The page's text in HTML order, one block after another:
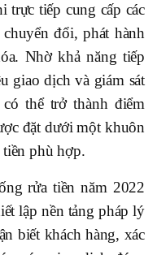
trực tiếp cung cấp các
đổi, phát hành
Nhờ khả năng tiếp
giao dịch và giám sát
thể trở thành điểm
đặt dưới một khuôn
phù hợp.
rửa tiền năm 2022
lập nền tảng pháp lý
biết khách hàng, xác